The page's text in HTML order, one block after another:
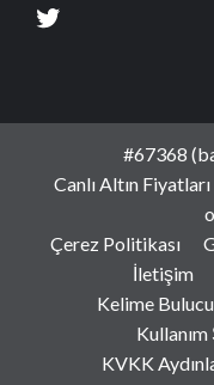
#67368
Canlı Altın
Çerez Politikası
İletişim
Kelime
Kullanım
KVKK